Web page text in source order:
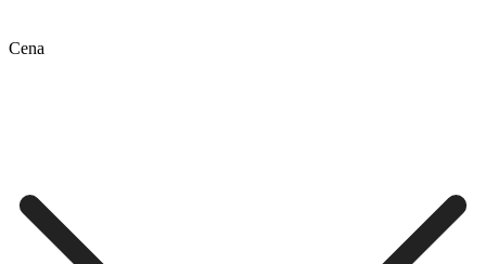
Cena